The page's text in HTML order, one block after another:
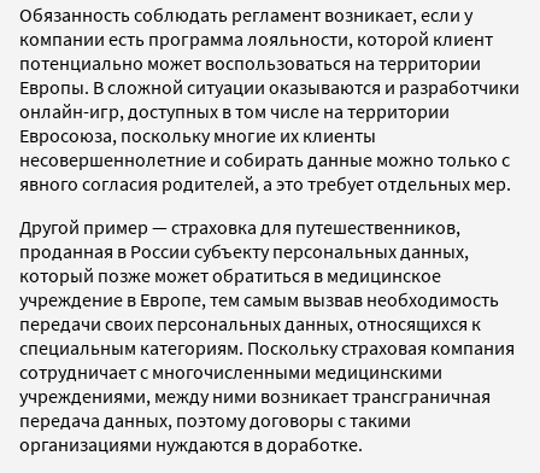
Обязанность соблюдать регламент возникает, если у
компании есть программа лояльности, которой клиент
потенциально может воспользоваться на территории
Европы. В сложной ситуации оказываются и разработчики
онлайн-игр, доступных в том числе на территории
Евросоюза, поскольку многие их клиенты
несовершеннолетние и собирать данные можно только с
явного согласия родителей, а это требует отдельных мер.
Другой пример — страховка для путешественников,
проданная в России субъекту персональных данных,
который позже может обратиться в медицинское
учреждение в Европе, тем самым вызвав необходимость
передачи своих персональных данных, относящихся к
специальным категориям. Поскольку страховая компания
сотрудничает с многочисленными медицинскими
учреждениями, между ними возникает трансграничная
передача данных, поэтому договоры с такими
организациями нуждаются в доработке.